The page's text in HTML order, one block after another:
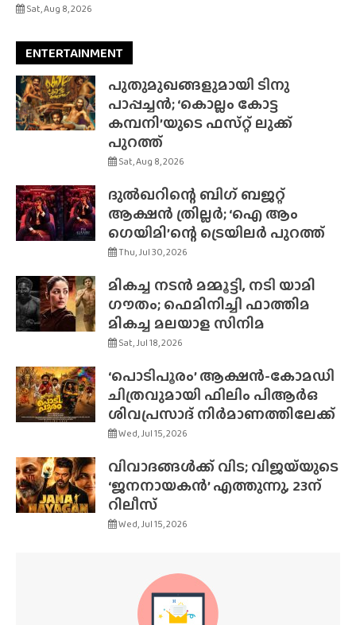
Sat, Aug 8, 2026
ENTERTAINMENT
പുതുമുഖങ്ങളുമായി ടിനു
പാപ്പച്ചൻ; ‘കൊല്ലം കോട്ട
കമ്പനി’യുടെ ഫസ്‌റ്റ് ലുക്ക്
പുറത്ത്
Sat, Aug 8, 2026
ദുൽഖറിന്റെ ബിഗ് ബജറ്റ്
ആക്ഷൻ ത്രില്ലർ; ‘ഐ ആം
ഗെയിമി’ന്റെ ട്രെയിലർ പുറത്ത്
Thu, Jul 30, 2026
മികച്ച നടൻ മമ്മൂട്ടി, നടി യാമി
ഗൗതം; ഫെമിനിച്ചി ഫാത്തിമ
മികച്ച മലയാള സിനിമ
Sat, Jul 18, 2026
‘പൊടിപൂരം’ ആക്ഷൻ-കോമഡി
ചിത്രവുമായി ഫിലിം പിആർഒ
ശിവപ്രസാദ് നിർമാണത്തിലേക്ക്
Wed, Jul 15, 2026
വിവാദങ്ങൾക്ക് വിട; വിജയ്‌യുടെ
‘ജനനായകൻ’ എത്തുന്നു, 23ന്
റിലീസ്
Wed, Jul 15, 2026